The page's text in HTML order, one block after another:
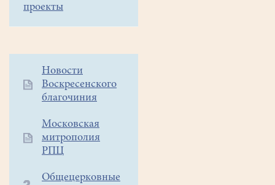
проекты
Дополнительное
меню
Новости
Воскресенского
благочиния
Московская
митрополия
РПЦ
Общецерковные